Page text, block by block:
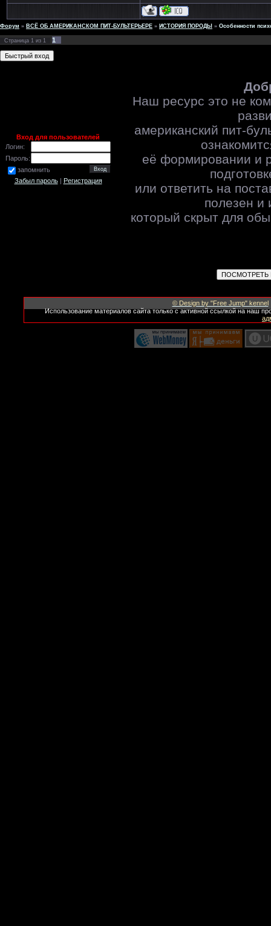
Форум » ВСЁ ОБ АМЕРИКАНСКОМ ПИТ-БУЛЬТЕРЬЕРЕ » ИСТОРИЯ ПОРОДЫ » Особенности
Страница 1 из 1 1
Вход для пользователей
Логин:
Пароль:
запомнить
Забыл пароль| Регистрация
Наш ресурс это не
американский пит-
её формировании и
или ответить на
полезен и
который скрыт для
© Design by "Free Jump" kennel
Использование материалов сайта только с активной ссылкой на наш